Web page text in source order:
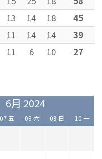
13 14 18
45
11 14 14
39
11 6 10 27
6月 2024
07 五 08 六 09 日 10 一